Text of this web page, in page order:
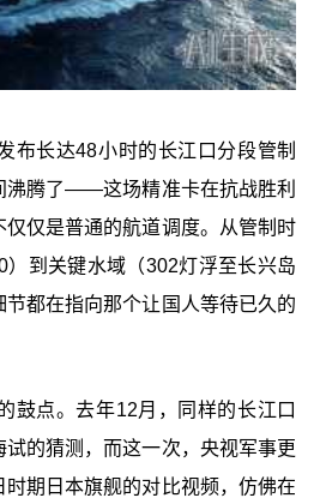
布长达48小时的长江口分段管制
沸腾了——这场精准卡在抗战胜利
仅是普通的航道调度。从管制时
）到关键水域（302灯浮至长兴岛
都在指向那个让国人等待已久的
鼓点。去年12月，同样的长江口
的猜测，而这一次，央视军事更
期日本旗舰的对比视频，仿佛在